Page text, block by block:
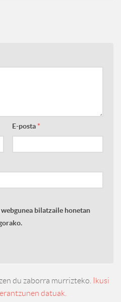
E-posta*
bilatzaile honetan
du zaborra murrizteko. Ikusi
datuak.